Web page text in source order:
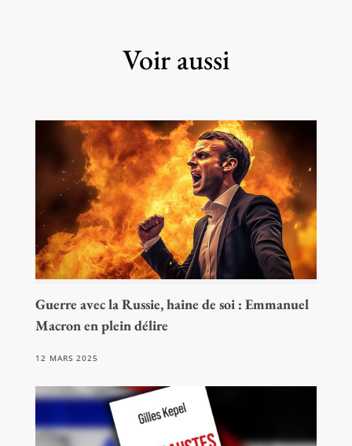
Voir aussi
Guerre avec la Russie, haine de soi : Emmanuel
Macron en plein délire
12 MARS 2025